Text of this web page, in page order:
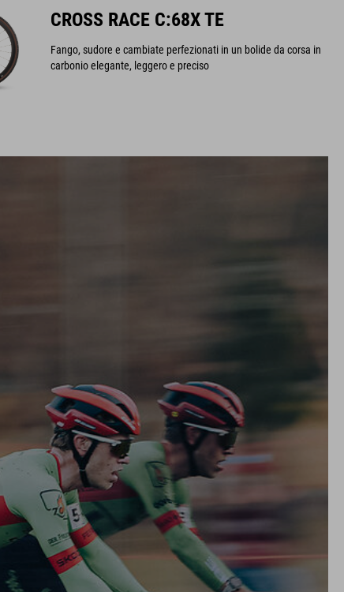
CROSS RACE C:68X TE
Fango, sudore e cambiate perfezionati in un bolide da corsa in
carbonio elegante, leggero e preciso